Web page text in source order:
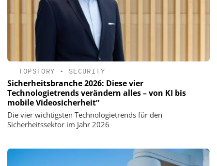
TOPSTORY • SECURITY
Sicherheitsbranche 2026: Diese vier
Technologietrends verändern alles – von KI bis
mobile Videosicherheit“
Die vier wichtigsten Technologietrends für den
Sicherheitssektor im Jahr 2026